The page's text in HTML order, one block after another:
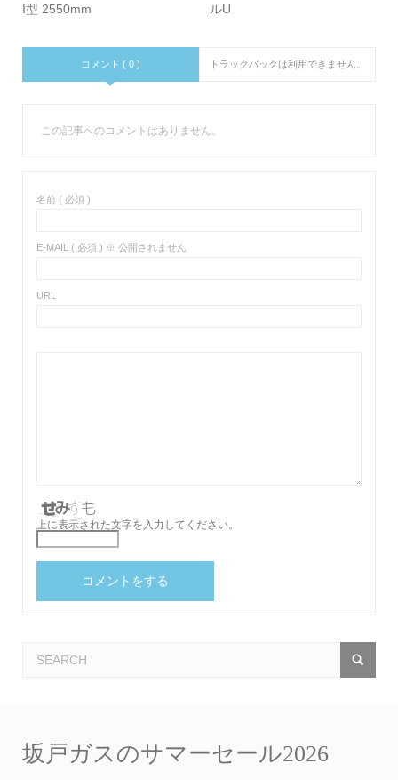
I型 2550mm
ルU
コメント ( 0 ) トラックバックは利用できません。
この記事へのコメントはありません。
名前 ( 必須 )
E-MAIL ( 必須 ) ※ 公開されません
URL
上に表示された文字を入力してください。
坂戸ガスのサマーセール2026